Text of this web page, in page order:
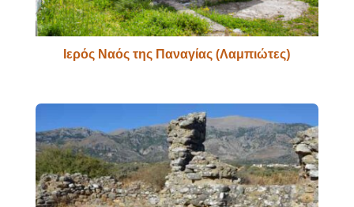
Ιερός Ναός της Παναγίας (Λαμπιώτες)